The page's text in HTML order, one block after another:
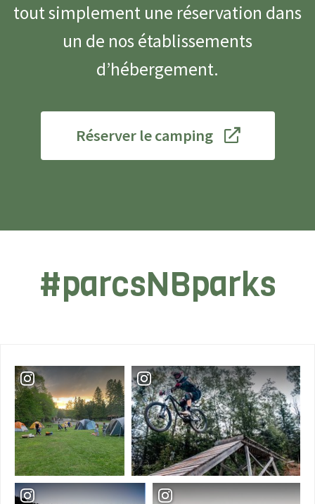
tout simplement une réservation dans
un de nos établissements
d’hébergement.
Réserver le camping
#parcsNBparks